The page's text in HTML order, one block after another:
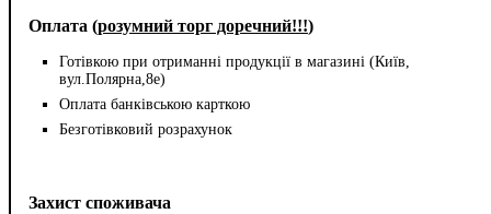
Оплата (розумний торг доречний!!!)
Готівкою при отриманні продукції в магазині (Київ,
вул.Полярна,8е)
Оплата банківською карткою
Безготівковий розрахунок
Захист споживача